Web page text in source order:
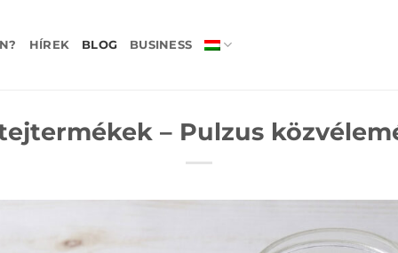
HÍREK BLOG BUSINESS
– Pulzus